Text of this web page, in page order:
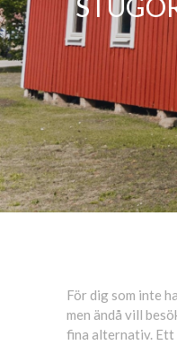
För dig som inte
men ändå vill
fina alternativ. Ett